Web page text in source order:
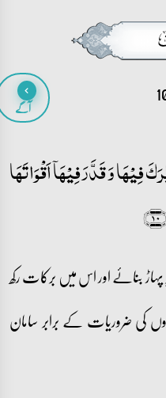
آگے
فِیۡہَا وَ قَدَّرَ فِیۡہَاۤ اَقۡوَاتَہَا
بنائے اور اس میں برکات رکھ
کی ضروریات کے برابر سامان